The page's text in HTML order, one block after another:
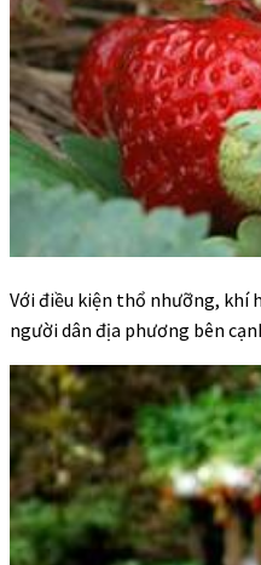
Với điều kiện thổ nhưỡng, khí
người dân địa phương bên